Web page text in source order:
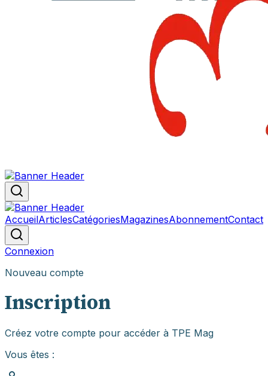
AccueilArticlesCatégoriesMagazinesAbonnementContact
Connexion
Nouveau compte
Inscription
Créez votre compte pour accéder à TPE Mag
Vous êtes :